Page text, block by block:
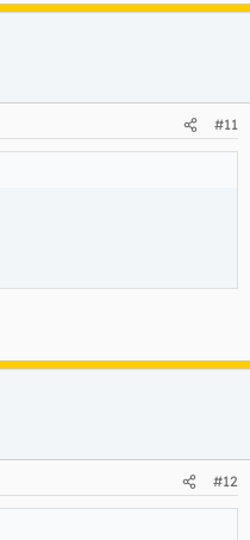
#11
#12